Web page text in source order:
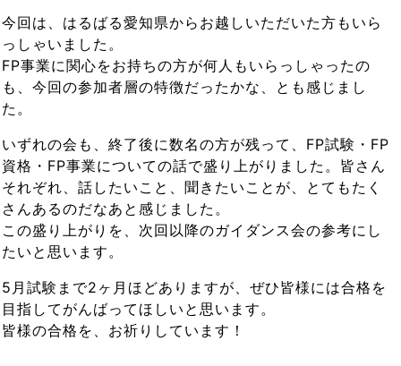
今回は、はるばる愛知県からお越しいただいた方もいら
っしゃいました。
FP事業に関心をお持ちの方が何人もいらっしゃったの
も、今回の参加者層の特徴だったかな、とも感じまし
た。
いずれの会も、終了後に数名の方が残って、FP試験・FP
資格・FP事業についての話で盛り上がりました。皆さん
それぞれ、話したいこと、聞きたいことが、とてもたく
さんあるのだなあと感じました。
この盛り上がりを、次回以降のガイダンス会の参考にし
たいと思います。
5月試験まで2ヶ月ほどありますが、ぜひ皆様には合格を
目指してがんばってほしいと思います。
皆様の合格を、お祈りしています！